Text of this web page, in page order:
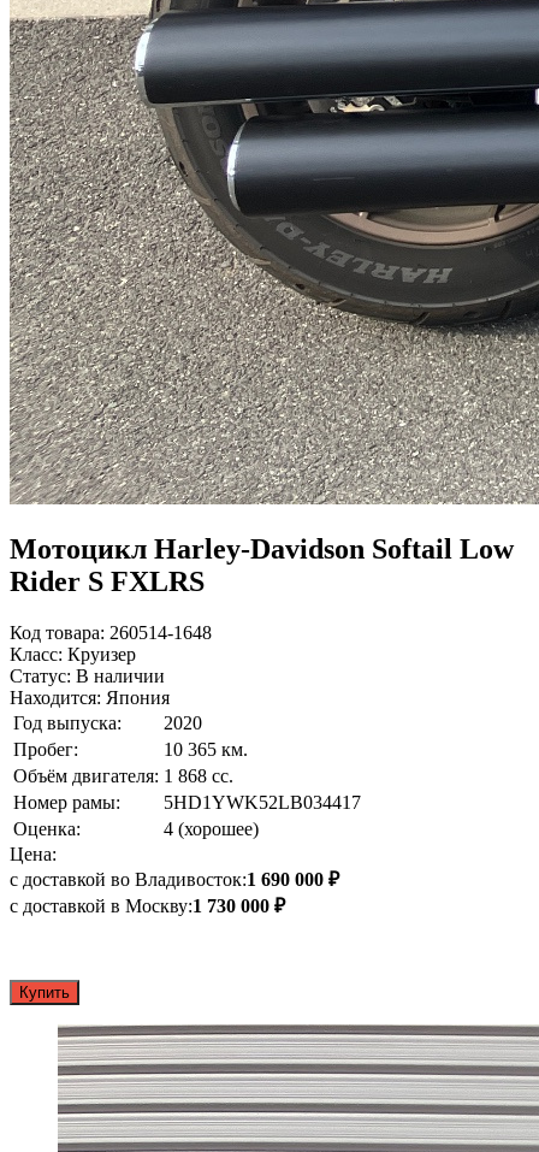
Мотоцикл Harley-Davidson Softail Low
Rider S FXLRS
Код товара: 260514-1648
Класс: Круизер
Статус: В наличии
Находится: Япония
Год выпуска:
2020
Пробег:
10 365 км.
Объём двигателя: 1 868 сс.
Номер рамы:
5HD1YWK52LB034417
Оценка:
4 (хорошее)
Цена:
с доставкой во Владивосток:1 690 000 ₽
с доставкой в Москву:1 730 000 ₽
Купить